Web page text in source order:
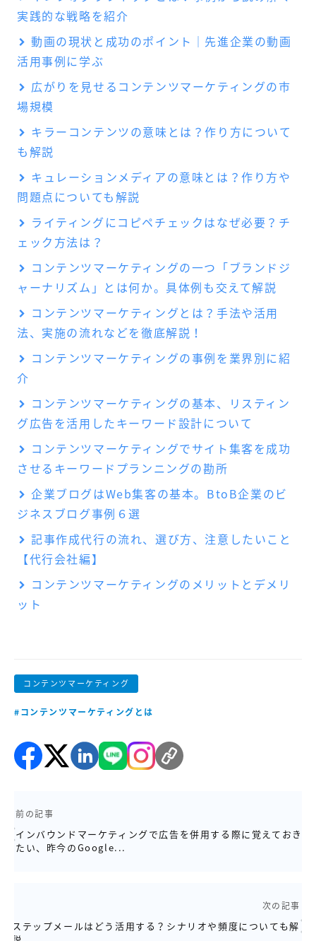
コンテンツマーケティング
#コンテンツマーケティングとは
前の記事
インバウンドマーケティングで広告を併用する際に覚えておき
たい、昨今のGoogle...
次の記事
ステップメールはどう活用する？シナリオや頻度についても解
実践的な戦略を紹介
動画の現状と成功のポイント｜先進企業の動画
活用事例に学ぶ
広がりを見せるコンテンツマーケティングの市
場規模
キラーコンテンツの意味とは？作り方について
も解説
キュレーションメディアの意味とは？作り方や
問題点についても解説
ライティングにコピペチェックはなぜ必要？チ
ェック方法は？
コンテンツマーケティングの一つ「ブランドジ
ャーナリズム」とは何か。具体例も交えて解説
コンテンツマーケティングとは？手法や活用
法、実施の流れなどを徹底解説！
コンテンツマーケティングの事例を業界別に紹
介
コンテンツマーケティングの基本、リスティン
グ広告を活用したキーワード設計について
コンテンツマーケティングでサイト集客を成功
させるキーワードプランニングの勘所
企業ブログはWeb集客の基本。BtoB企業のビ
ジネスブログ事例６選
記事作成代行の流れ、選び方、注意したいこと
【代行会社編】
コンテンツマーケティングのメリットとデメリ
ット